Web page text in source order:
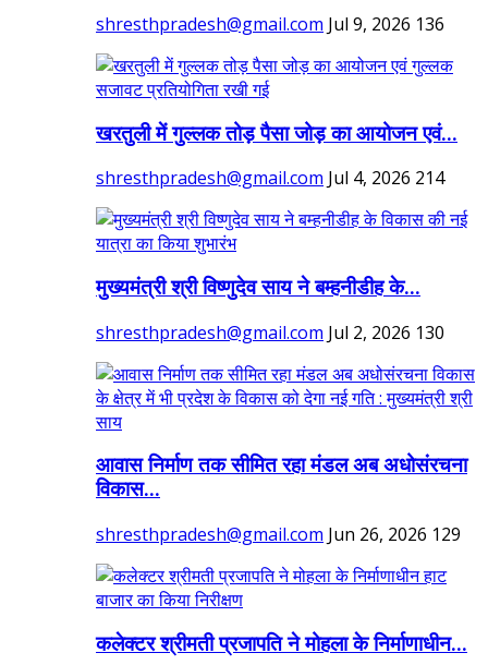
shresthpradesh@gmail.com Jul 9, 2026 136
खरतुली में गुल्लक तोड़ पैसा जोड़ का आयोजन एवं...
shresthpradesh@gmail.com Jul 4, 2026 214
मुख्यमंत्री श्री विष्णुदेव साय ने बम्हनीडीह के...
shresthpradesh@gmail.com Jul 2, 2026 130
आवास निर्माण तक सीमित रहा मंडल अब अधोसंरचना
विकास...
shresthpradesh@gmail.com Jun 26, 2026 129
कलेक्टर श्रीमती प्रजापति ने मोहला के निर्माणाधीन...